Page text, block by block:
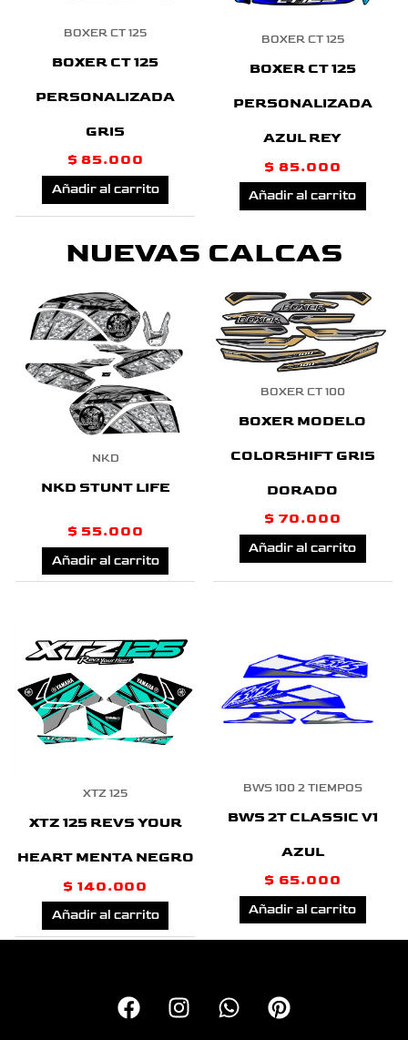
BOXER CT 125
BOXER CT 125
PERSONALIZADA
GRIS
$ 85.000
Añadir al carrito
BOXER CT 125
BOXER CT 125
PERSONALIZADA
AZUL REY
$ 85.000
Añadir al carrito
NUEVAS CALCAS
NKD
NKD STUNT LIFE
$ 55.000
Añadir al carrito
BOXER CT 100
BOXER MODELO
COLORSHIFT GRIS
DORADO
$ 70.000
Añadir al carrito
XTZ 125
XTZ 125 REVS YOUR
HEART MENTA NEGRO
$ 140.000
Añadir al carrito
BWS 100 2 TIEMPOS
BWS 2T CLASSIC V1
AZUL
$ 65.000
Añadir al carrito